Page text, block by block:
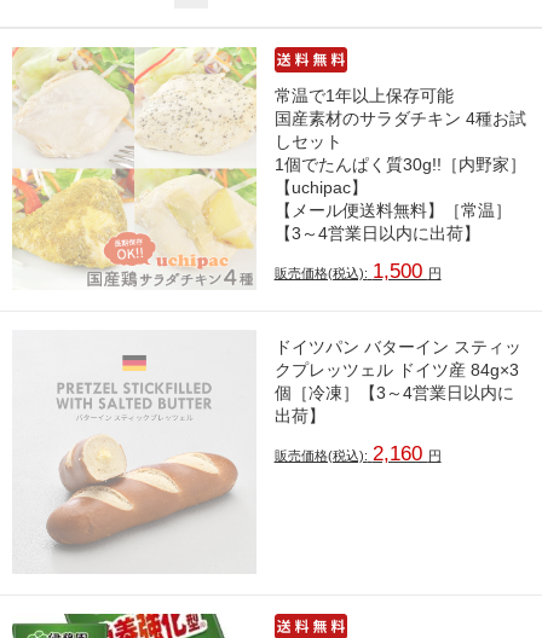
常温で1年以上保存可能
国産素材のサラダチキン 4種お試
しセット
1個でたんぱく質30g!!［内野家］
【uchipac】
【メール便送料無料】［常温］
【3～4営業日以内に出荷】
販売価格(税込): 1,500 円
ドイツパン バターイン スティッ
クプレッツェル ドイツ産 84g×3
個［冷凍］【3～4営業日以内に
出荷】
販売価格(税込): 2,160 円